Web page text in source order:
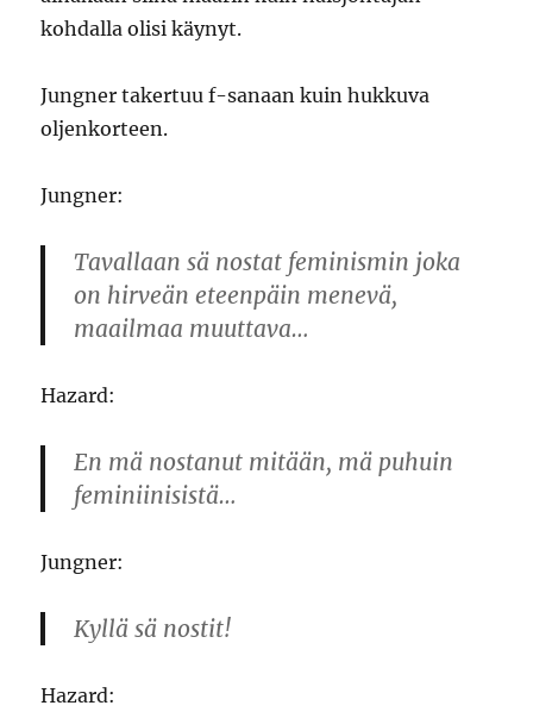
kohdalla olisi käynyt.
Jungner takertuu f-sanaan kuin hukkuva
oljenkorteen.
Jungner:
Tavallaan sä nostat feminismin joka
on hirveän eteenpäin menevä,
maailmaa muuttava…
Hazard:
En mä nostanut mitään, mä puhuin
feminiinisistä…
Jungner:
Kyllä sä nostit!
Hazard: